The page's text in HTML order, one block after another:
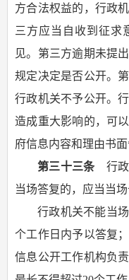
方合法权益的，行政
三方应当自收到征求
见。第三方逾期未提
规定决定是否公开。
行政机关不予公开。
造成重大影响的，可
府信息内容和理由书面
第三十三条行政
当场答复的，应当当场
行政机关不能当
个工作日内予以答复
信息公开工作机构负